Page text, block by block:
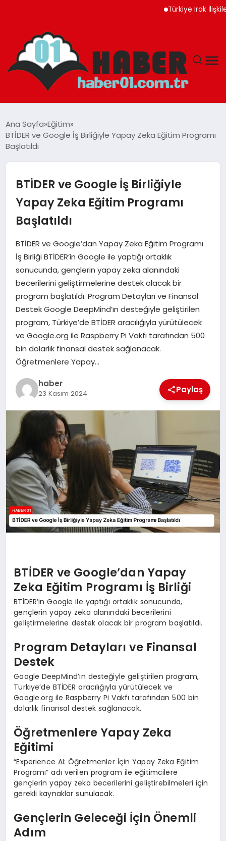
Türkiye Irak İlişkileri
ADANA
MAGAZIN
EĞITIM
TEKNOLOJI
Ana Sayfa Eğitim
BTİDER ve Google İş Birliğiyle Yapay Zeka Eğitim Programı
Başlatıldı
BTİDER ve Google İş Birliğiyle
Yapay Zeka Eğitim Programı
Başlatıldı
BTİDER ve Google’dan Yapay Zeka Eğitim Programı
İş Birliği BTİDER’in Google ile yaptığı ortaklık
sonucunda, gençlerin yapay zeka alanındaki
becerilerini geliştirmelerine destek olacak bir
program başlatıldı. Program Detayları ve Finansal
Destek Google DeepMind’ın desteğiyle geliştirilen
program, Türkiye’de BTİDER aracılığıyla yürütülecek
ve Google.org ile Raspberry Pi Vakfı tarafından 500
bin dolarlık finansal destek sağlanacak.
Öğretmenlere Yapay…
haber
23 Kasım 2024 Paylaş
BTİDER ve Google’dan Yapay
Zeka Eğitim Programı İş Birliği
BTİDER’in Google ile yaptığı ortaklık sonucunda,
gençlerin yapay zeka alanındaki becerilerini
geliştirmelerine destek olacak bir program başlatıldı.
Program Detayları ve Finansal
Destek
Google DeepMind’ın desteğiyle geliştirilen program,
Türkiye’de BTİDER aracılığıyla yürütülecek ve
Google.org ile Raspberry Pi Vakfı tarafından 500 bin
dolarlık finansal destek sağlanacak.
Öğretmenlere Yapay Zeka
Eğitimi
“Experience AI: Öğretmenler İçin Yapay Zeka Eğitim
Programı” adı verilen program ile eğitimcilere
gençlerin yapay zeka becerilerini geliştirebilmeleri için
gerekli kaynaklar sunulacak.
Gençlerin Geleceği İçin Önemli
Adım